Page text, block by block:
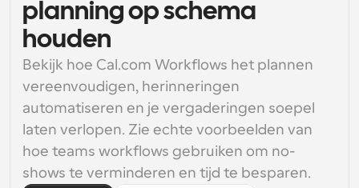
planning op schema
houden
Bekijk hoe Cal.com Workflows het plannen
vereenvoudigen, herinneringen
automatiseren en je vergaderingen soepel
laten verlopen. Zie echte voorbeelden van
hoe teams workflows gebruiken om no-
shows te verminderen en tijd te besparen.